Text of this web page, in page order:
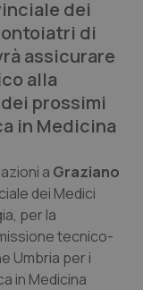
dei
di
assicurare
alla
prossimi
in Medicina
a Graziano
dei Medici
per la
tecnico-
Umbria per i
in Medicina